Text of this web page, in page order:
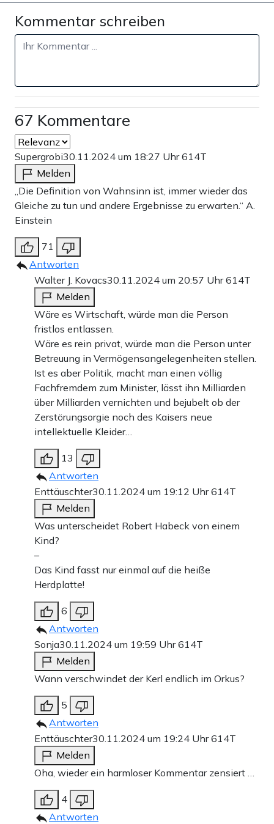
Kommentar schreiben
67 Kommentare
Supergrobi30.11.2024 um 18:27 Uhr614T
Melden
„Die Definition von Wahnsinn ist, immer wieder das
Gleiche zu tun und andere Ergebnisse zu erwarten.“ A.
Einstein
71
Antworten
Walter J. Kovacs30.11.2024 um 20:57 Uhr614T
Melden
Wäre es Wirtschaft, würde man die Person
fristlos entlassen.
Wäre es rein privat, würde man die Person unter
Betreuung in Vermögensangelegenheiten stellen.
Ist es aber Politik, macht man einen völlig
Fachfremdem zum Minister, lässt ihn Milliarden
über Milliarden vernichten und bejubelt ob der
Zerstörungsorgie noch des Kaisers neue
intellektuelle Kleider…
13
Antworten
Enttäuschter30.11.2024 um 19:12 Uhr614T
Melden
Was unterscheidet Robert Habeck von einem
Kind?
–
Das Kind fasst nur einmal auf die heiße
Herdplatte!
6
Antworten
Sonja30.11.2024 um 19:59 Uhr614T
Melden
Wann verschwindet der Kerl endlich im Orkus?
5
Antworten
Enttäuschter30.11.2024 um 19:24 Uhr614T
Melden
Oha, wieder ein harmloser Kommentar zensiert …
4
Antworten